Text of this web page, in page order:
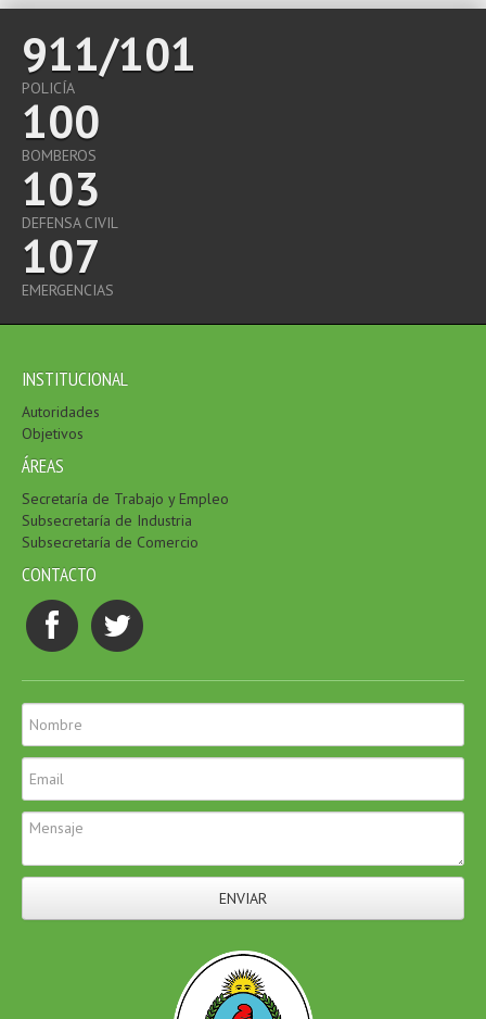
911/101
POLICÍA
100
BOMBEROS
103
DEFENSA CIVIL
107
EMERGENCIAS
INSTITUCIONAL
Autoridades
Objetivos
ÁREAS
Secretaría de Trabajo y Empleo
Subsecretaría de Industria
Subsecretaría de Comercio
CONTACTO
ENVIAR